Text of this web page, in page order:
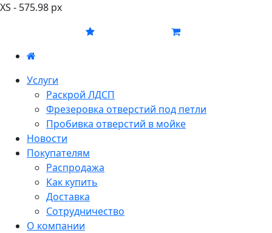
XS - 575.98 px
Услуги
Раскрой ЛДСП
Фрезеровка отверстий под петли
Пробивка отверстий в мойке
Новости
Покупателям
Распродажа
Как купить
Доставка
Сотрудничество
О компании